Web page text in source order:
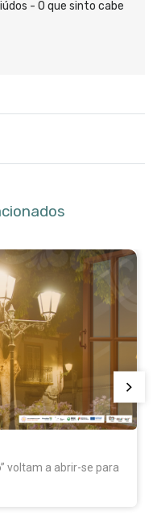
- O que sinto cabe
Fórum Cultural de
...